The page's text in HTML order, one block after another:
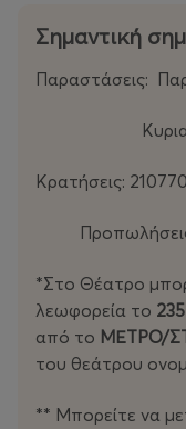
Σημαντική
Παραστάσεις:
Κυριακή
Κρατήσεις:
Προπωλήσεις:
*Στο Θέατρο
λεωφορεία το 235
από το ΜΕΤΡΟ/
του θεάτρου
** Μπορείτε να